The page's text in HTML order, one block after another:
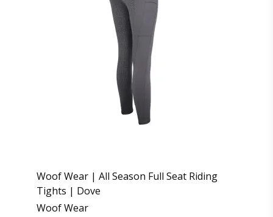
Woof Wear | All Season Full Seat Riding
Tights | Dove
Woof Wear